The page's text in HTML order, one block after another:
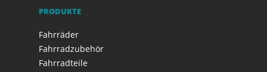
PRODUKTE
Fahrräder
Fahrradzubehör
Fahrradteile